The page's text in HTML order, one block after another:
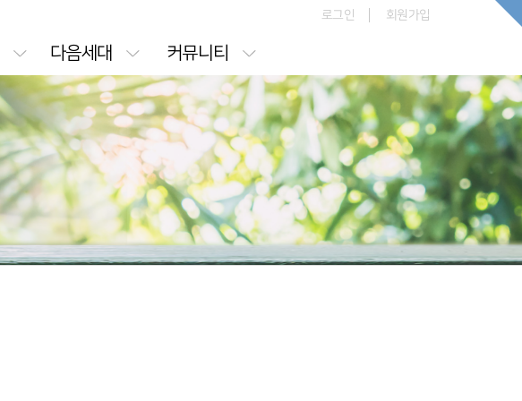
로그인 회원가입
다음세대 커뮤니티